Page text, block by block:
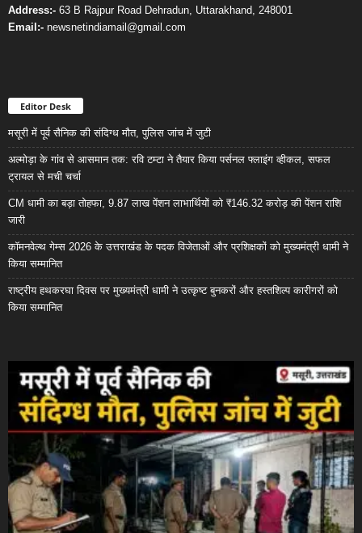
Address:- 63 B Rajpur Road Dehradun, Uttarakhand, 248001
Email:- newsnetindiamail@gmail.com
Editor Desk
मसूरी में पूर्व सैनिक की संदिग्ध मौत, पुलिस जांच में जुटी
अल्मोड़ा के गांव से आसमान तक: रवि टम्टा ने तैयार किया पर्सनल फ्लाइंग व्हीकल, सफल
ट्रायल से मची चर्चा
CM धामी का बड़ा तोहफा, 9.87 लाख पेंशन लाभार्थियों को ₹146.32 करोड़ की पेंशन राशि
जारी
कॉमनवेल्थ गेम्स 2026 के उत्तराखंड के पदक विजेताओं और प्रशिक्षकों को मुख्यमंत्री धामी ने
किया सम्मानित
राष्ट्रीय हथकरघा दिवस पर मुख्यमंत्री धामी ने उत्कृष्ट बुनकरों और हस्तशिल्प कारीगरों को
किया सम्मानित